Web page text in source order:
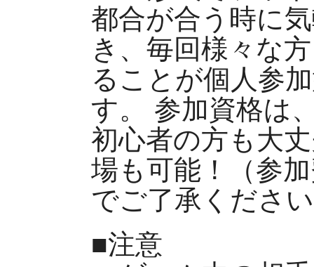
都合が合う時に
き、毎回様々な
ることが個人参
す。 参加資格は
初心者の方も大
場も可能！（参
でご了承くださ
■注意